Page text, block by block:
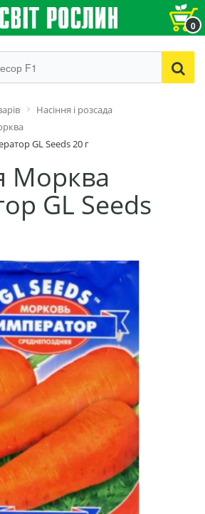
0
Насіння і розсада
GL Seeds 20 г
Морква
GL Seeds